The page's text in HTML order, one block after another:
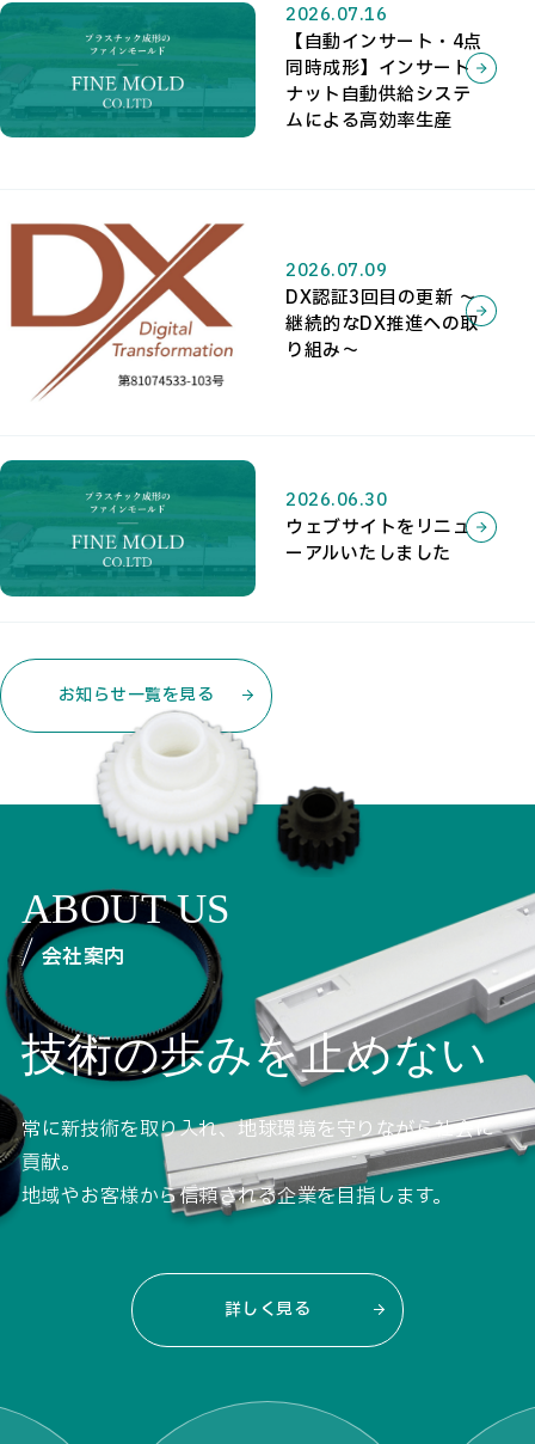
2026.07.16
【自動インサート・4点
同時成形】インサート
ナット自動供給システ
ムによる高効率生産
2026.07.09
DX認証3回目の更新 ～
継続的なDX推進への取
り組み～
2026.06.30
ウェブサイトをリニュ
ーアルいたしました
お知らせ一覧を見る
ABOUT US
会社案内
技術の歩みを止めない
常に新技術を取り入れ、地球環境を守りながら社会に
貢献。
地域やお客様から信頼される企業を目指します。
詳しく見る